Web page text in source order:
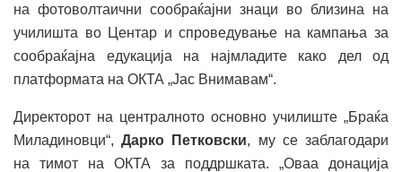
на фотоволтаични сообраќајни знаци во близина на
училишта во Центар и спроведување на кампања за
сообраќајна едукација на најмладите како дел од
платформата на ОКТА „Јас Внимавам“.
Директорот на централното основно училиште „Браќа
Миладиновци“,Дарко Петковски, му се заблагодари
на тимот на ОКТА за поддршката. „Оваа донација